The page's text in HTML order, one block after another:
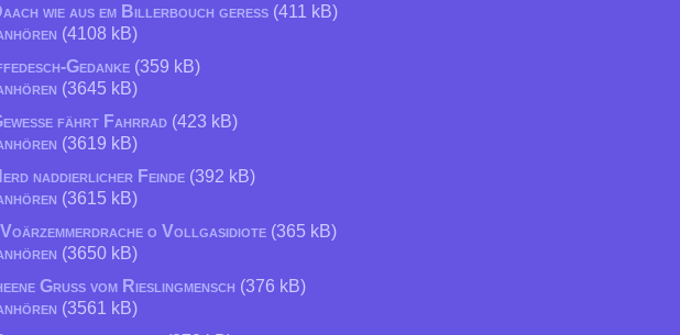
wie aus em Billerbouch geress (411 kB)
(4108 kB)
Gedanke (359 kB)
(3645 kB)
fährt Fahrrad (423 kB)
(3619 kB)
naddierlicher Feinde (392 kB)
(3615 kB)
o Vollgasidiote (365 kB)
(3650 kB)
Gruß vom Rieslingmensch (376 kB)
(3561 kB)